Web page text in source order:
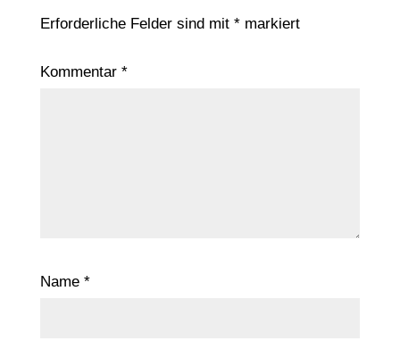
Erforderliche Felder sind mit *markiert
Kommentar *
Name *